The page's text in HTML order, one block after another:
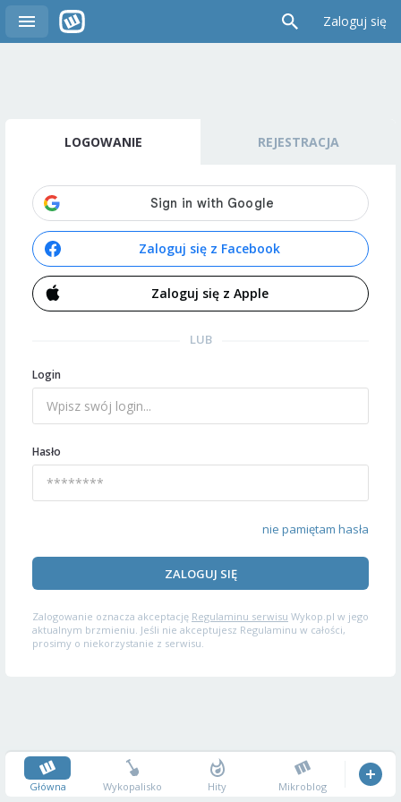
Zaloguj się
LOGOWANIE REJESTRACJA
Zaloguj się z Facebook
Zaloguj się z Apple
LUB
Login
Hasło
nie pamiętam hasła
ZALOGUJ SIĘ
Zalogowanie oznacza akceptację Regulaminu serwisu Wykop.pl w jego
aktualnym brzmieniu. Jeśli nie akceptujesz Regulaminu w całości,
prosimy o niekorzystanie z serwisu.
Główna Wykopalisko Hity Mikroblog